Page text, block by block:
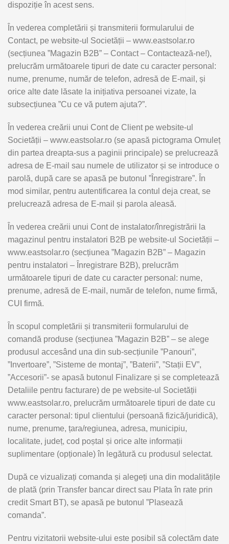
dispoziție în acest sens.
În vederea completării și transmiterii formularului de
Contact, pe website-ul Societății – www.eastsolar.ro
(secțiunea ”Magazin B2B” – Contact – Contactează-ne!),
prelucrăm următoarele tipuri de date cu caracter personal:
nume, prenume, număr de telefon, adresă de E-mail, și
orice alte date lăsate la inițiativa persoanei vizate, la
subsecțiunea ”Cu ce vă putem ajuta?”.
În vederea creării unui Cont de Client pe website-ul
Societății – www.eastsolar.ro (se apasă pictograma Omuleț
din partea dreapta-sus a paginii principale) se prelucrează
adresa de E-mail sau numele de utilizator și se introduce o
parolă, după care se apasă pe butonul ”Înregistrare”. În
mod similar, pentru autentificarea la contul deja creat, se
prelucrează adresa de E-mail și parola aleasă.
În vederea creării unui Cont de instalator/înregistrării la
magazinul pentru instalatori B2B pe website-ul Societății –
www.eastsolar.ro (secțiunea ”Magazin B2B” – Magazin
pentru instalatori – Înregistrare B2B), prelucrăm
următoarele tipuri de date cu caracter personal: nume,
prenume, adresă de E-mail, număr de telefon, nume firmă,
CUI firmă.
În scopul completării și transmiterii formularului de
comandă produse (secțiunea ”Magazin B2B” – se alege
produsul accesând una din sub-secțiunile ”Panouri”,
”Invertoare”, ”Sisteme de montaj”, ”Baterii”, ”Stații EV”,
”Accesorii”- se apasă butonul Finalizare și se completează
Detaliile pentru facturare) de pe website-ul Societății
www.eastsolar.ro, prelucrăm următoarele tipuri de date cu
caracter personal: tipul clientului (persoană fizică/juridică),
nume, prenume, țara/regiunea, adresa, municipiu,
localitate, județ, cod poștal și orice alte informații
suplimentare (opționale) în legătură cu produsul selectat.
După ce vizualizați comanda și alegeți una din modalitățile
de plată (prin Transfer bancar direct sau Plata în rate prin
credit Smart BT), se apasă pe butonul ”Plasează
comanda”.
Pentru vizitatorii website-ului este posibil să colectăm date